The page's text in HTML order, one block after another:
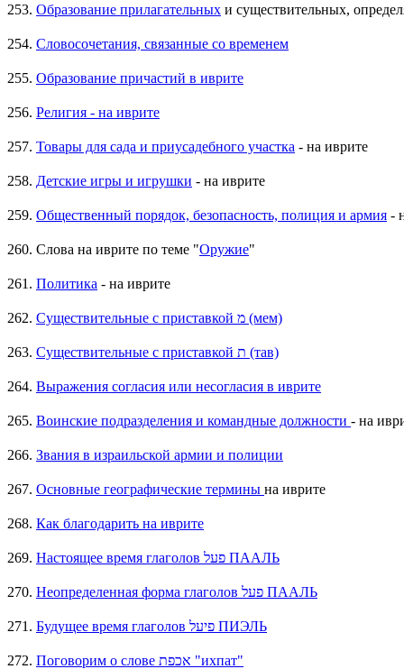
253. Образование прилагательных и существительных,
254. Словосочетания, связанные со временем
255. Образование причастий в иврите
256. Религия - на иврите
257. Товары для сада и приусадебного участка - на иврите
258. Детские игры и игрушки - на иврите
259. Общественный порядок, безопасность, полиция и армия -
260. Слова на иврите по теме "Оружие"
261. Политика - на иврите
262. Существительные с приставкой מ (мем)
263. Существительные с приставкой ת (тав)
264. Выражения согласия или несогласия в иврите
265. Воинские подразделения и командные должности - на
266. Звания в израильской армии и полиции
267. Основные географические термины на иврите
268. Как благодарить на иврите
269. Настоящее время глаголов פעל ПААЛЬ
270. Неопределенная форма глаголов פעל ПААЛЬ
271. Будущее время глаголов פיעל ПИЭЛЬ
272. Поговорим о слове אכפת "ихпат"